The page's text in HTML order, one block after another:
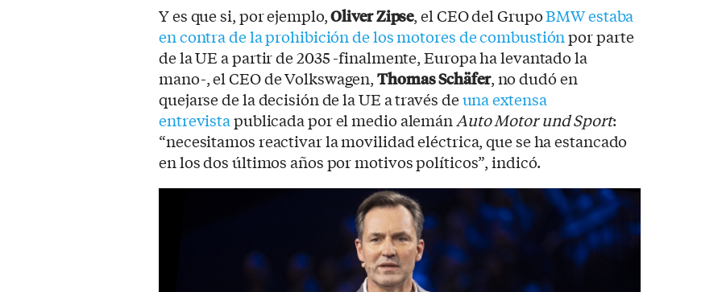
Y es que si, por ejemplo,Oliver Zipse, el CEO del GrupoBMW estaba
en contra de la prohibición de los motores de combustiónpor parte
de la UE a partir de 2035 -finalmente, Europa ha levantado la
mano-, el CEO de Volkswagen,Thomas Schäfer, no dudó en
quejarse de la decisión de la UE a través deuna extensa
entrevistapublicada por el medio alemánAuto Motor und Sport:
“necesitamos reactivar la movilidad eléctrica, que se ha estancado
en los dos últimos años por motivos políticos”, indicó.